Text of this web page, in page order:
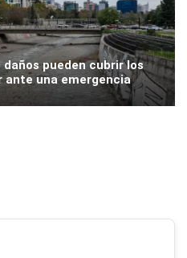
pueden cubrir los
ante una emergencia